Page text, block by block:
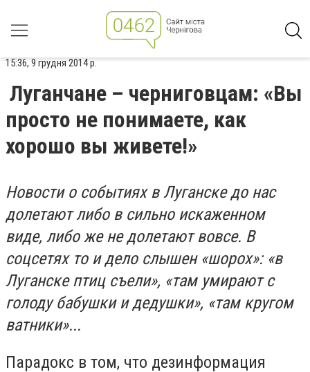
15:36, 9 грудня 2014 р.
Луганчане – черниговцам: «Вы
просто не понимаете, как
хорошо вы живете!»
Новости о событиях в Луганске до нас
долетают либо в сильно искаженном
виде, либо же не долетают вовсе. В
соцсетях то и дело слышен «шорох»: «в
Луганске птиц съели», «там умирают с
голоду бабушки и дедушки», «там кругом
ватники»...
Парадокс в том, что дезинформация